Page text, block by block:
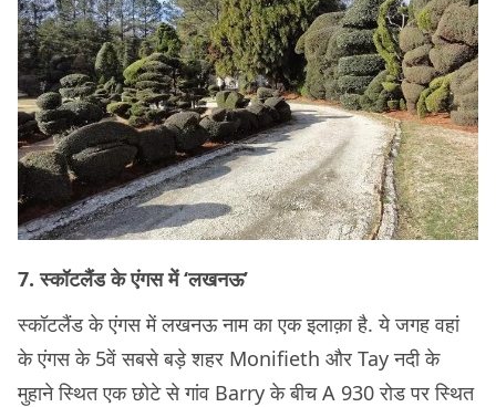
7. स्‍कॉटलैंड के एंगस में ‘लखनऊ’
स्कॉटलैंड के एंगस में लखनऊ नाम का एक इलाक़ा है. ये जगह वहां
के एंगस के 5वें सबसे बड़े शहर Monifieth और Tay नदी के
मुहाने स्थित एक छोटे से गांव Barry के बीच A 930 रोड पर स्थित